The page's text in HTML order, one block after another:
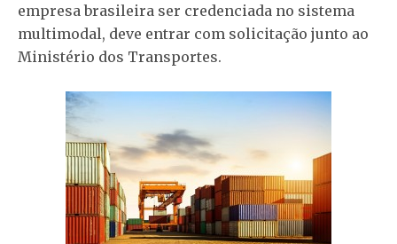
empresa brasileira ser credenciada no sistema
multimodal, deve entrar com solicitação junto ao
Ministério dos Transportes.